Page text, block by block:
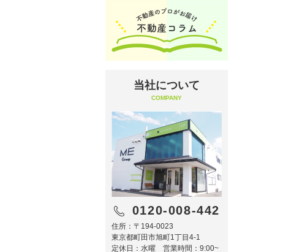
当社について
COMPANY
0120-008-442
住所：〒194-0023
東京都町田市旭町1丁目4-1
定休日：水曜 営業時間：9:00~